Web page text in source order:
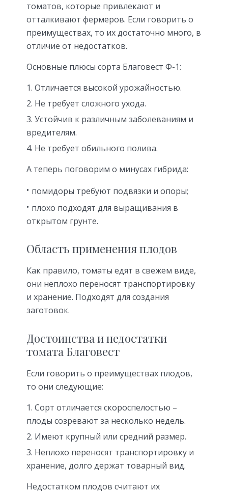
томатов, которые привлекают и
отталкивают фермеров. Если говорить о
преимуществах, то их достаточно много, в
отличие от недостатков.
Основные плюсы сорта Благовест Ф-1:
Отличается высокой урожайностью.
Не требует сложного ухода.
Устойчив к различным заболеваниям и
вредителям.
Не требует обильного полива.
А теперь поговорим о минусах гибрида:
помидоры требуют подвязки и опоры;
плохо подходят для выращивания в
открытом грунте.
Область применения плодов
Как правило, томаты едят в свежем виде,
они неплохо переносят транспортировку
и хранение. Подходят для создания
заготовок.
Достоинства и недостатки
томата Благовест
Если говорить о преимуществах плодов,
то они следующие:
Сорт отличается скороспелостью –
плоды созревают за несколько недель.
Имеют крупный или средний размер.
Неплохо переносят транспортировку и
хранение, долго держат товарный вид.
Недостатком плодов считают их